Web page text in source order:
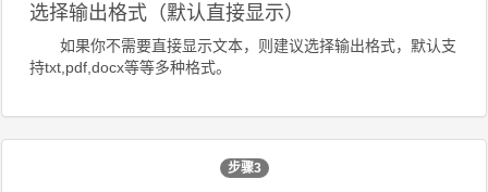
选择输出格式（默认直接显示）
如果你不需要直接显示文本，则建议选择输出格式，默认支
持txt,pdf,docx等等多种格式。
步骤3